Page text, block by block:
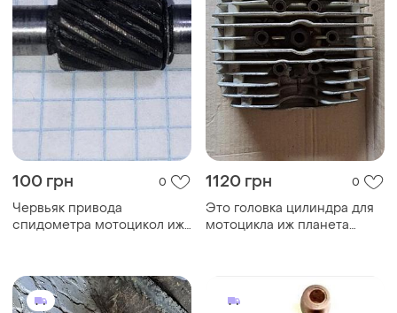
100 грн 0
Червьяк привода
спидометра мотоцикол иж
1120 грн 0
Это головка цилиндра для
мотоцикла иж планета